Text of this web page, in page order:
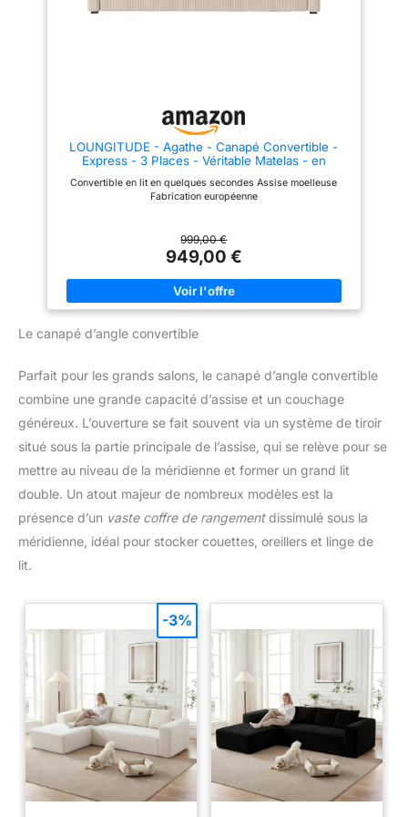
LOUNGITUDE - Agathe - Canapé Convertible -
Express - 3 Places - Véritable Matelas - en
Convertible en lit en quelques secondes Assise moelleuse
Fabrication européenne
999,00 €
949,00 €
Le canapé d’angle convertible
Parfait pour les grands salons, le canapé d’angle convertible
combine une grande capacité d’assise et un couchage
généreux. L’ouverture se fait souvent via un système de tiroir
situé sous la partie principale de l’assise, qui se relève pour se
mettre au niveau de la méridienne et former un grand lit
double. Un atout majeur de nombreux modèles est la
présence d’un vaste coffre de rangementdissimulé sous la
méridienne, idéal pour stocker couettes, oreillers et linge de
lit.
-3%